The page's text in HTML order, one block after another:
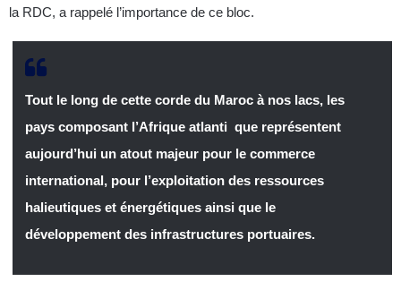
la RDC, a rappelé l’importance de ce bloc.
Tout le long de cette corde du Maroc à nos lacs, les
pays composant l’Afrique atlanti que représentent
aujourd’hui un atout majeur pour le commerce
international, pour l’exploitation des ressources
halieutiques et énergétiques ainsi que le
développement des infrastructures portuaires.